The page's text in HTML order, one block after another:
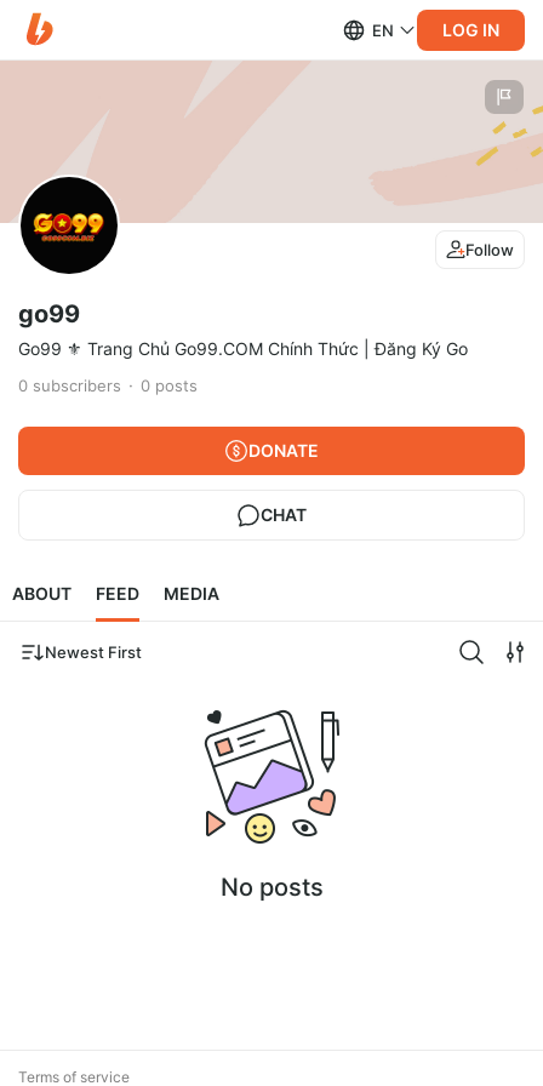
EN LOG IN
Follow
go99
Go99 ⚜️ Trang Chủ Go99.COM Chính Thức | Đăng Ký Go
0 subscribers 0 posts
DONATE
CHAT
ABOUT FEED MEDIA
Newest First
No posts
Terms of service